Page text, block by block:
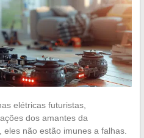
elétricas futuristas,
dos amantes da
não estão imunes a falhas.